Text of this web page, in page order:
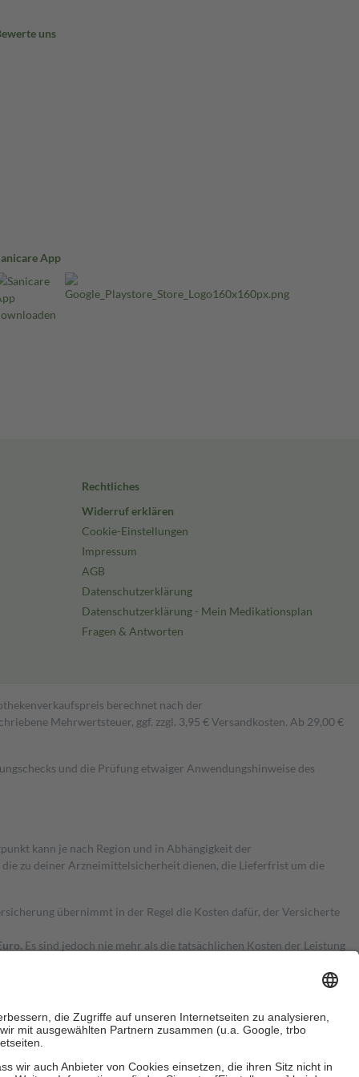
uns
App
Rechtliches
Widerruf erklären
Cookie-Einstellungen
Impressum
AGB
Datenschutzerklärung
Datenschutzerklärung - Mein Medikationsplan
Fragen & Antworten
berechnet nach der
Mehrwertsteuer, ggf. zzgl. 3,95 € Versandkosten. Ab 29,00 €
und die Prüfung etwaiger Anwendungshinweise des
kann je nach Region und in Abhängigkeit der
zu deiner Arzneimittelsicherheit dienen, die Lieferfrist um die
übernimmt in der Regel die Kosten dafür, der Versicherte
Es sind jedoch nie mehr als die tatsächlichen Kosten der Leistung
Zuzahlungen an bei: